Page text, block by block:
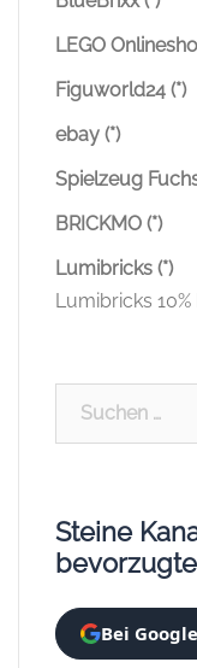
LEGO
Figuworld24 (*)
ebay (*)
Spielzeug
BRICKMO (*)
Lumibricks (*)
Lumibricks 10%
Steine
Bei